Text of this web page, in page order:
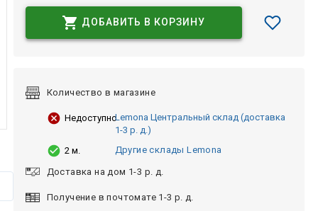
ДОБАВИТЬ В КОРЗИНУ
Количество в магазине
НедоступноLemona Центральный склад (доставка
1-3 р. д.)
2 м.
Другие склады Lemona
Доставка на дом 1-3 р. д.
Получение в почтомате 1-3 р. д.